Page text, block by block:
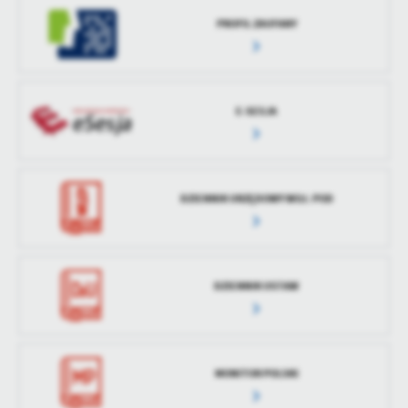
treści w postaci wiadomości, ofert, komunikatów mediów
społecznościowych.
PROFIL ZAUFANY
E-SESJA
DZIENNIK URZĘDOWY WOJ. POD
DZIENNIK USTAW
MONITOR POLSKI